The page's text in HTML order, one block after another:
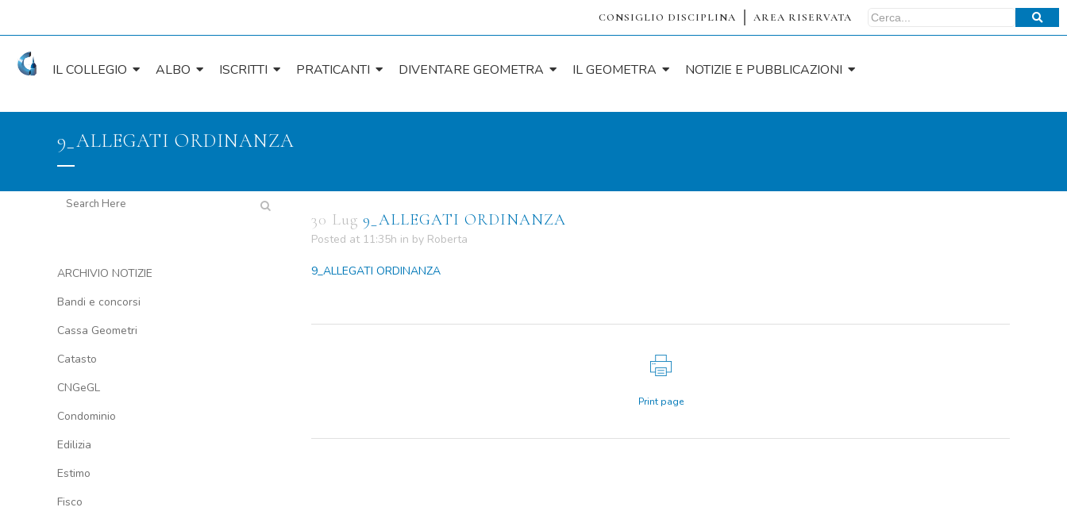
CONSIGLIO DISCIPLINA AREA RISERVATA
IL COLLEGIO ALBO ISCRITTI PRATICANTI DIVENTARE GEOMETRA IL GEOMETRA NOTIZIE E PUBBLICAZIONI
9_ALLEGATI ORDINANZA
ARCHIVIO NOTIZIE
Bandi e concorsi
Cassa Geometri
Catasto
CNGeGL
Condominio
Edilizia
Estimo
Fisco
30 Lug 9_ALLEGATI ORDINANZA
Posted at 11:35h in by Roberta
9_ALLEGATI ORDINANZA
Print page